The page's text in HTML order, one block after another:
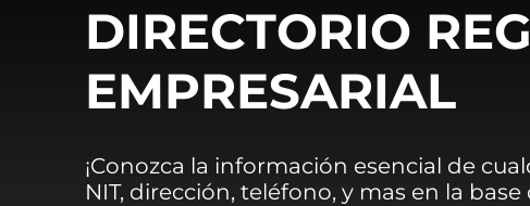
DIRECTORIO
EMPRESARIAL
¡Conozca la información esencial de
NIT, dirección, teléfono, y mas en la